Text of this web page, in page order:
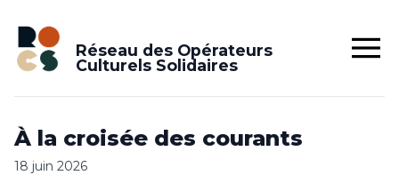
Réseau des Opérateurs
Culturels Solidaires
À la croisée des courants
18 juin 2026